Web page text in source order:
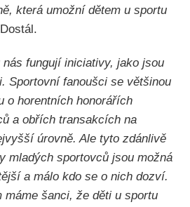
která umožní dětem u sportu
fungují iniciativy, jako jsou
Sportovní fanoušci se většinou
o horentních honorářích
a obřích transakcích na
úrovně. Ale tyto zdánlivě
mladých sportovců jsou možná
a málo kdo se o nich dozví.
šanci, že děti u sportu